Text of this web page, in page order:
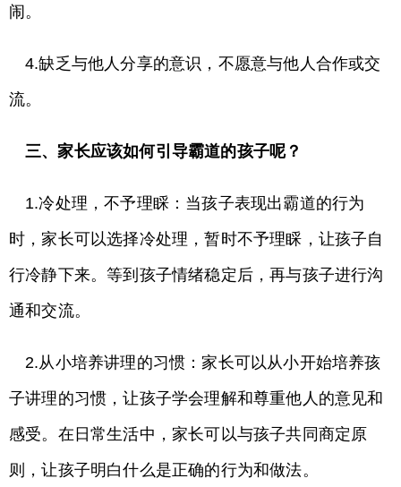
闹。
4.缺乏与他人分享的意识，不愿意与他人合作或交
流。
三、家长应该如何引导霸道的孩子呢？
1.冷处理，不予理睬：当孩子表现出霸道的行为
时，家长可以选择冷处理，暂时不予理睬，让孩子自
行冷静下来。等到孩子情绪稳定后，再与孩子进行沟
通和交流。
2.从小培养讲理的习惯：家长可以从小开始培养孩
子讲理的习惯，让孩子学会理解和尊重他人的意见和
感受。在日常生活中，家长可以与孩子共同商定原
则，让孩子明白什么是正确的行为和做法。